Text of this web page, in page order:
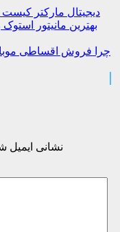
دیجیتال مارکتر کیست
بهترین مانیتور
چرا فروش اقساطی
نشانی ایمیل